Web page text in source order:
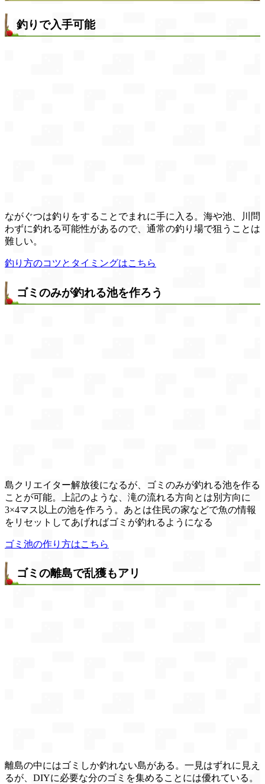
釣りで入手可能
ながぐつは釣りをすることでまれに手に入る。海や池、川問
わずに釣れる可能性があるので、通常の釣り場で狙うことは
難しい。
釣り方のコツとタイミングはこちら
ゴミのみが釣れる池を作ろう
島クリエイター解放後になるが、ゴミのみが釣れる池を作る
ことが可能。上記のような、滝の流れる方向とは別方向に
3×4マス以上の池を作ろう。あとは住民の家などで魚の情報
をリセットしてあげればゴミが釣れるようになる
ゴミ池の作り方はこちら
ゴミの離島で乱獲もアリ
離島の中にはゴミしか釣れない島がある。一見はずれに見え
るが、DIYに必要な分のゴミを集めることには優れている。